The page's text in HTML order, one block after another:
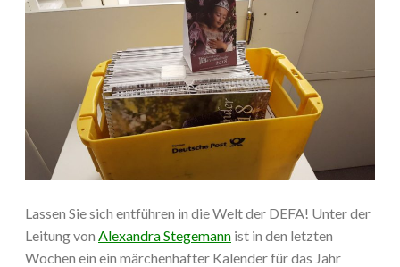
Lassen Sie sich entführen in die Welt der DEFA! Unter der
Leitung von Alexandra Stegemann ist in den letzten
Wochen ein ein märchenhafter Kalender für das Jahr